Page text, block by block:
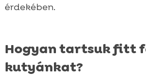
érdekében.
Hogyan tartsuk fitt
kutyánkat?